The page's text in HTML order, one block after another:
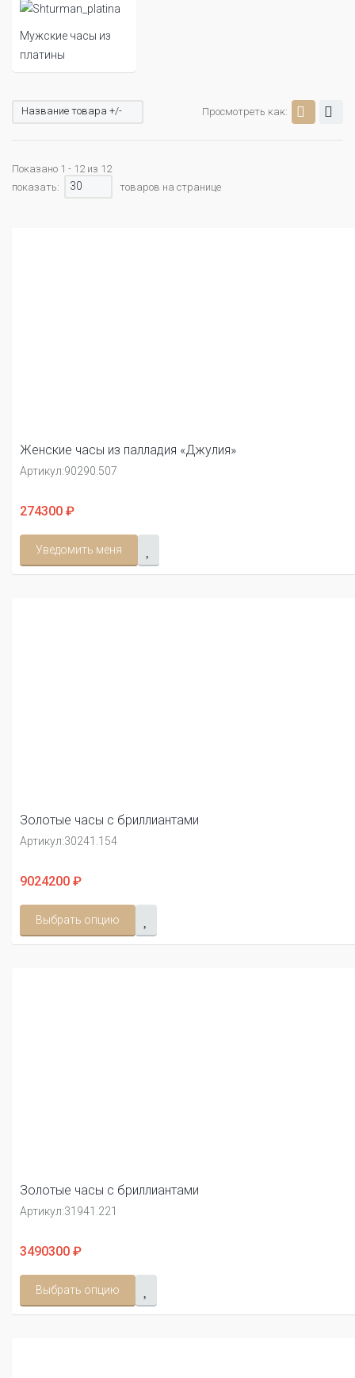
Мужские часы из
платины
Просмотреть как:
Название товара +/-
Показано 1 - 12 из 12
показать:
30 товаров на странице
Женские часы из палладия «Джулия»
Артикул:90290.507
274300 ₽
Уведомить меня
Золотые часы с бриллиантами
Артикул:30241.154
9024200 ₽
Выбрать опцию
Золотые часы с бриллиантами
Артикул:31941.221
3490300 ₽
Выбрать опцию